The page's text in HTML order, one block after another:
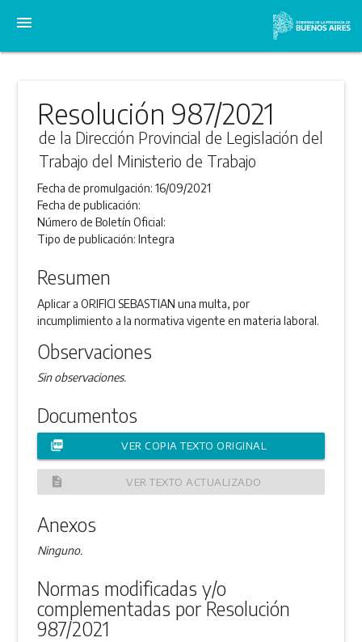
menu
Resolución 987/2021
de la Dirección Provincial de Legislación del
Trabajo del Ministerio de Trabajo
Fecha de promulgación:16/09/2021
Fecha de publicación:
Número de Boletín Oficial:
Tipo de publicación:Integra
Resumen
Aplicar a ORIFICI SEBASTIAN una multa, por
incumplimiento a la normativa vigente en materia laboral.
Observaciones
Sin observaciones.
Documentos
picture_as_pdf VER COPIA TEXTO ORIGINAL
description VER TEXTO ACTUALIZADO
Anexos
Ninguno.
Normas modificadas y/o
complementadas por Resolución
987/2021